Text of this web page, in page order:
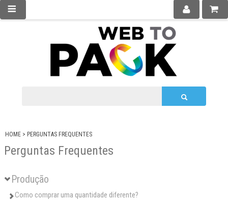
HOME > PERGUNTAS FREQUENTES
Perguntas Frequentes
Produção
Como comprar uma quantidade diferente?